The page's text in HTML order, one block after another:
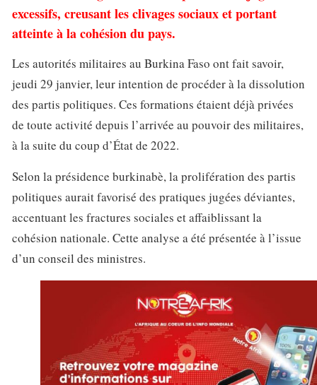
excessifs, creusant les clivages sociaux et portant
atteinte à la cohésion du pays.
Les autorités militaires au Burkina Faso ont fait savoir,
jeudi 29 janvier, leur intention de procéder à la dissolution
des partis politiques. Ces formations étaient déjà privées
de toute activité depuis l’arrivée au pouvoir des militaires,
à la suite du coup d’État de 2022.
Selon la présidence burkinabè, la prolifération des partis
politiques aurait favorisé des pratiques jugées déviantes,
accentuant les fractures sociales et affaiblissant la
cohésion nationale. Cette analyse a été présentée à l’issue
d’un conseil des ministres.